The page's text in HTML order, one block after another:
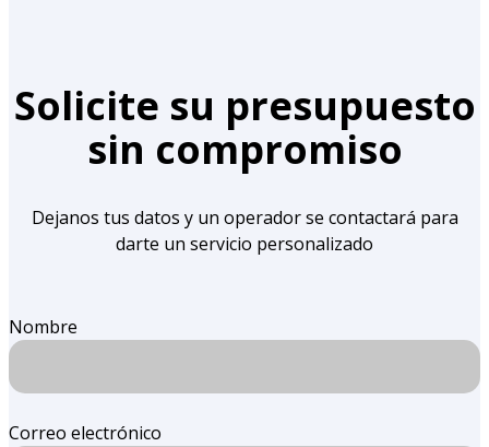
Solicite su presupuesto
sin compromiso
Dejanos tus datos y un operador se contactará para
darte un servicio personalizado
Nombre
Correo electrónico